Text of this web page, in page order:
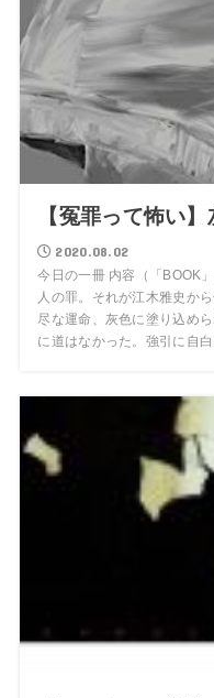
【冤罪って怖い
2020.08.02
今日の一冊 内容（「BOOK
人の罪。それが江木雅史か
尽な運命、灰色に塗り込め
に道はなかった。強引に自白